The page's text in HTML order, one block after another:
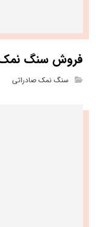
فروش سنگ نمک
سنگ نمک صادراتی